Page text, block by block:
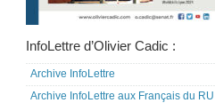
InfoLettre d’Olivier Cadic :
Archive InfoLettre
Archive InfoLettre aux Français du RU